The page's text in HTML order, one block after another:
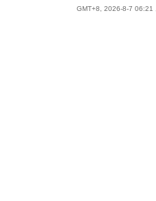
GMT+8, 2026-8-7 06:21